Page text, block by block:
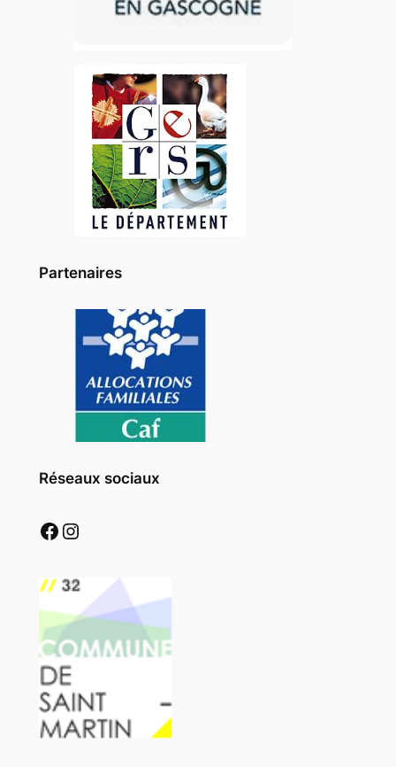
Partenaires
Réseaux sociaux
Facebook Instagram